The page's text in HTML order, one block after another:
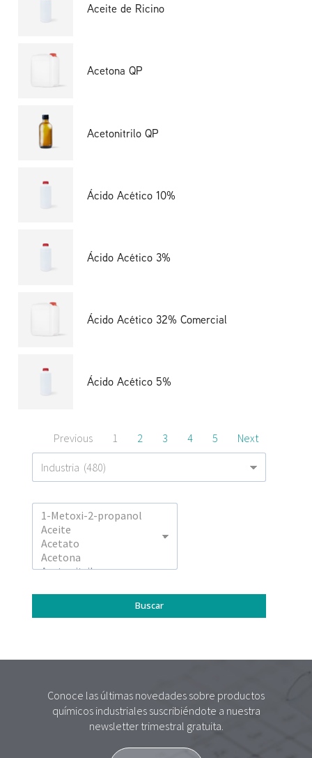
Aceite de Ricino
Acetona QP
Acetonitrilo QP
Ácido Acético 10%
Ácido Acético 3%
Ácido Acético 32% Comercial
Ácido Acético 5%
Previous 1 2 3 4 5 Next
Conoce las últimas novedades sobre productos
químicos industriales suscribiéndote a nuestra
newsletter trimestral gratuita.